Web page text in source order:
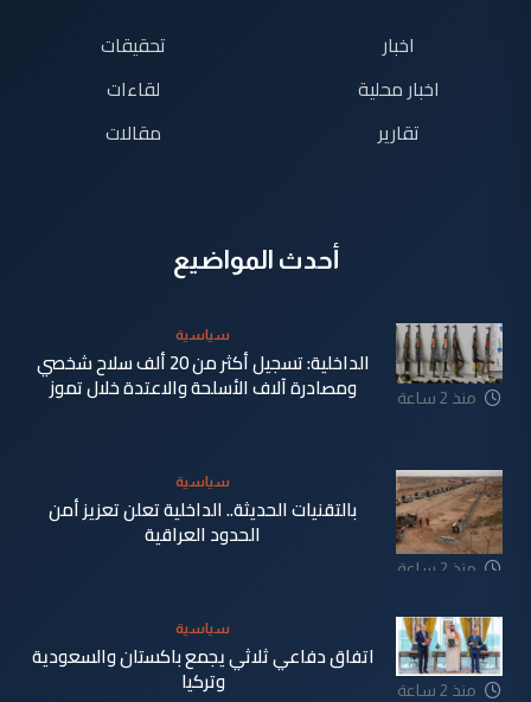
اخبار
اخبار محلية
تقارير
تحقيقات
لقاءات
مقالات
أحدث المواضيع
منذ 2 ساعة
سياسية
الداخلية: تسجيل أكثر من 20 ألف سلاح شخصي
ومصادرة آلاف الأسلحة والاعتدة خلال تموز
منذ 2 ساعة
سياسية
بالتقنيات الحديثة.. الداخلية تعلن تعزيز أمن
الحدود العراقية
منذ 2 ساعة
سياسية
اتفاق دفاعي ثلاثي يجمع باكستان والسعودية
وتركيا